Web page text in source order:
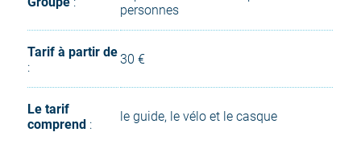
personnes
Tarif à partir de
:
30 €
Le tarif
comprend :
le guide, le vélo et le casque